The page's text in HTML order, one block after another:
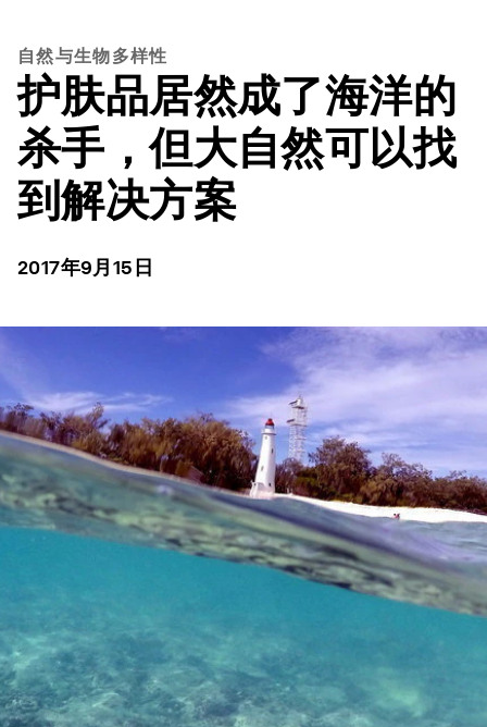
自然与生物多样性
护肤品居然成了海洋的
杀手，但大自然可以找
到解决方案
2017年9月15日